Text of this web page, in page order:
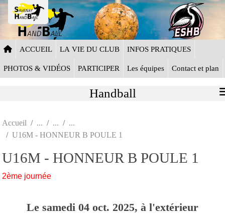
ACCUEIL LA VIE DU CLUB INFOS PRATIQUES
PHOTOS & VIDÉOS PARTICIPER Les équipes Contact et plan
Handball
Accueil
U16M - HONNEUR B POULE 1
U16M - HONNEUR B POULE 1
2ème journée
Le samedi 04 oct. 2025, à l'extérieur
Panneau de gestion des cookies